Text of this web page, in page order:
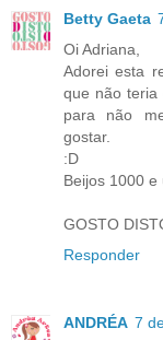
Betty Gaeta
Oi Adriana,
Adorei esta
que não teria
para não
gostar.
:D
Beijos 1000
GOSTO
Responder
ANDRÉA 7